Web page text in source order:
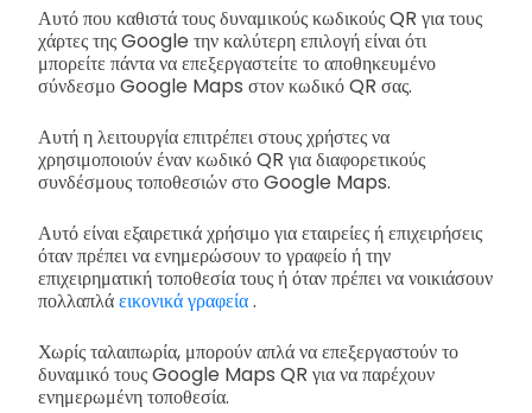
Αυτό που καθιστά τους δυναμικούς κωδικούς QR για τους
χάρτες της Google την καλύτερη επιλογή είναι ότι
μπορείτε πάντα να επεξεργαστείτε το αποθηκευμένο
σύνδεσμο Google Maps στον κωδικό QR σας.
Αυτή η λειτουργία επιτρέπει στους χρήστες να
χρησιμοποιούν έναν κωδικό QR για διαφορετικούς
συνδέσμους τοποθεσιών στο Google Maps.
Αυτό είναι εξαιρετικά χρήσιμο για εταιρείες ή επιχειρήσεις
όταν πρέπει να ενημερώσουν το γραφείο ή την
επιχειρηματική τοποθεσία τους ή όταν πρέπει να νοικιάσουν
πολλαπλάεικονικά γραφεία.
Χωρίς ταλαιπωρία, μπορούν απλά να επεξεργαστούν το
δυναμικό τους Google Maps QR για να παρέχουν
ενημερωμένη τοποθεσία.